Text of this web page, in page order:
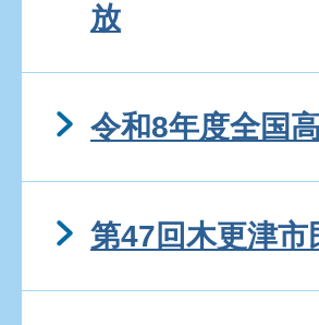
放
令和8年度全国
第47回木更津